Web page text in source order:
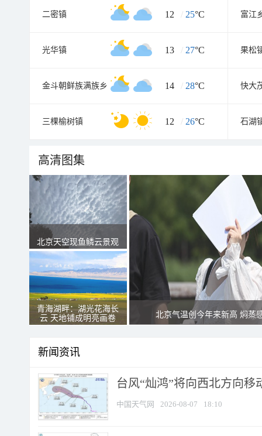
二密镇 12 / 25°C 富江
光华镇 13 / 27°C 果松
金斗朝鲜族满族乡 14 / 28°C 快大
三棵榆树镇 12 / 26°C 石湖
高清图集
北京天空现鱼鳞云景观
青海湖畔：湖光花海长
云 天地铺成明亮画卷
北京气温创今年来新高 焖蒸
新闻资讯
台风“灿鸿”将向西北方向移
中国天气网 2026-08-07 18:10